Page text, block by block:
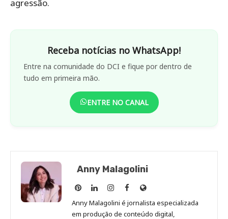
agressão.
Receba notícias no WhatsApp!
Entre na comunidade do DCI e fique por dentro de
tudo em primeira mão.
ENTRE NO CANAL
Anny Malagolini
Anny
Malagolini
no
Anny
Malagolini
no
Anny
Malagolini
no
Anny
Malagolini
no
Site
de
Anny
Anny Malagolini é jornalista especializada
em produção de conteúdo digital,